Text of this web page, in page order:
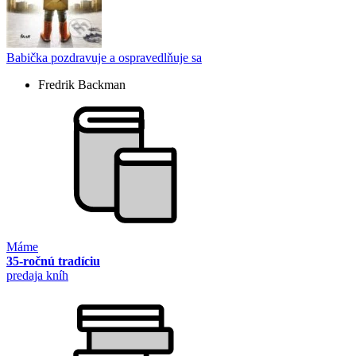
Babička pozdravuje a ospravedlňuje sa
Fredrik Backman
Máme
35-ročnú tradíciu
predaja kníh